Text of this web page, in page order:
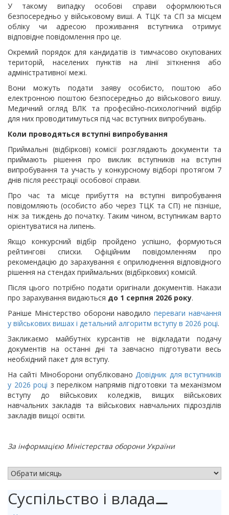
У такому випадку особові справи оформлюються
безпосередньо у військовому виші. А ТЦК та СП за місцем
обліку чи адресою проживання вступника отримує
відповідне повідомлення про це.
Окремий порядок для кандидатів із тимчасово окупованих
територій, населених пунктів на лінії зіткнення або
адміністративної межі.
Вони можуть подати заяву особисто, поштою або
електронною поштою безпосередньо до військового вишу.
Медичний огляд ВЛК та професійно-психологічний відбір
для них проводитимуться під час вступних випробувань.
Коли проводяться вступні випробування
Приймальні (відбіркові) комісії розглядають документи та
приймають рішення про виклик вступників на вступні
випробування та участь у конкурсному відборі протягом 7
днів після реєстрації особової справи.
Про час та місце прибуття на вступні випробування
повідомляють (особисто або через ТЦК та СП) не пізніше,
ніж за тиждень до початку. Таким чином, вступникам варто
орієнтуватися на липень.
Якщо конкурсний відбір пройдено успішно, формуються
рейтингові списки. Офіційним повідомленням про
рекомендацію до зарахування є оприлюднення відповідного
рішення на стендах приймальних (відбіркових) комісій.
Після цього потрібно подати оригінали документів. Накази
про зарахування видаються до 1 серпня 2026 року.
Раніше Міністерство оборони наводилопереваги навчання
у військових вишах і детальний алгоритм вступу в 2026 році.
Закликаємо майбутніх курсантів не відкладати подачу
документів на останні дні та завчасно підготувати весь
необхідний пакет для вступу.
На сайті Міноборони опублікованоДовідник для вступників
у 2026 році з переліком напрямів підготовки та механізмом
вступу до військових коледжів, вищих військових
навчальних закладів та військових навчальних підрозділів
закладів вищої освіти.
За інформацією Міністерства оборони України
Суспільство і влада⚊